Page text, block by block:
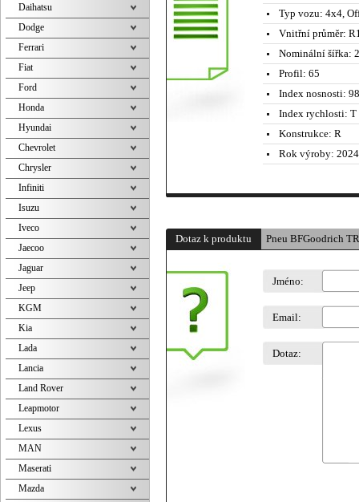
Typ vozu: 4x4,
Vnitřní průměr:
Nominální šířka:
Profil: 65
Index nosnosti:
Index rychlosti: T
Konstrukce: R
Rok výroby:
Dotaz k produktu Pneu BFGoodrich
Jméno:
Email:
Dotaz:
Daihatsu
Dodge
Ferrari
Fiat
Ford
Honda
Hyundai
Chevrolet
Chrysler
Infiniti
Isuzu
Iveco
Jaecoo
Jaguar
Jeep
KGM
Kia
Lada
Lancia
Land Rover
Leapmotor
Lexus
MAN
Maserati
Mazda